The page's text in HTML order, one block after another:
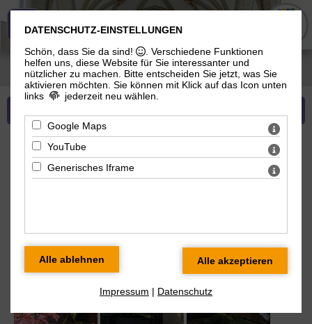
Evangelisch-Lutherische Gemeinde
Sie sind hier:Evangelisch-Lutherische Gemeinde>Über uns>Unsere Orte
Welkershausen
Kirche zu Welkershausen
DATENSCHUTZ-EINSTELLUNGEN
Schön, dass Sie da sind!
. Verschiedene Funktionen
helfen uns, diese Website für Sie interessanter und
nützlicher zu machen.
Bitte entscheiden Sie jetzt, was Sie
aktivieren möchten. Sie können mit Klick auf das Icon unten
links
jederzeit neu wählen.
Google Maps
YouTube
Generisches Iframe
Impressum | Datenschutz